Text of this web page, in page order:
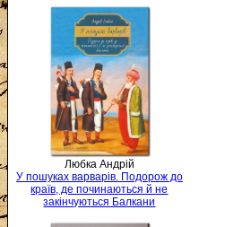
Любка Андрій
У пошуках варварів. Подорож до
країв, де починаються й не
закінчуються Балкани